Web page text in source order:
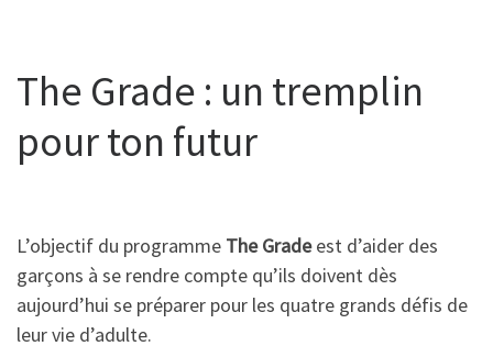
The Grade : un tremplin
pour ton futur
L’objectif du programme The Gradeest d’aider des
garçons à se rendre compte qu’ils doivent dès
aujourd’hui se préparer pour les quatre grands défis de
leur vie d’adulte.